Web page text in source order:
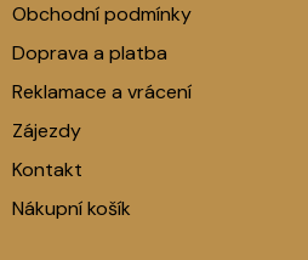
Obchodní podmínky
Doprava a platba
Reklamace a vrácení
Zájezdy
Kontakt
Nákupní košík